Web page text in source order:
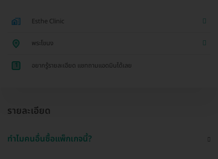
Esthe Clinic
พระโขนง
1 อยากรู้รายละเอียด แชทถามแอดมินได้เลย
รายละเอียด
ทำไมคนอื่นซื้อแพ็กเกจนี้?